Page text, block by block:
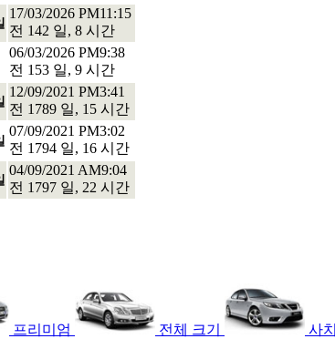
17/03/2026 PM11:15
전 142 일, 8 시간
06/03/2026 PM9:38
전 153 일, 9 시간
12/09/2021 PM3:41
전 1789 일, 15 시간
07/09/2021 PM3:02
전 1794 일, 16 시간
04/09/2021 AM9:04
전 1797 일, 22 시간
프리미엄 전체 크기 사치